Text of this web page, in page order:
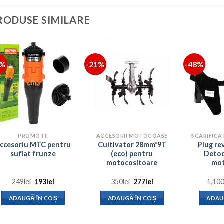
SIMILARE
PROMOTII
MTC pentru
suflat frunze
249lei Prețul
a
fost:
193lei
este:
193lei.
ADAUGĂ ÎN COȘ
-21%
ACCESORII MOTOCOASE
Cultivator 28mm*9T
(eco) pentru
motocositoare
350lei Prețul
a
fost:
277leiPrețul
este:
277lei.
ADAUGĂ ÎN COȘ
-48%
Plug